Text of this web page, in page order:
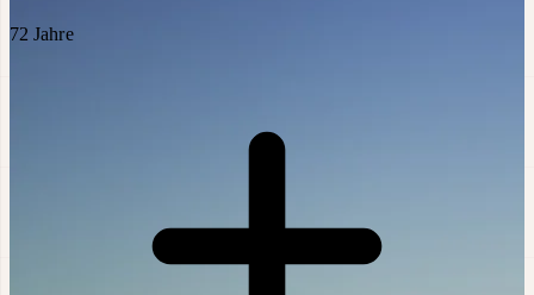
72 Jahre